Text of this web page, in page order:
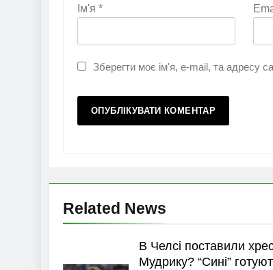
Ім'я *
Зберегти моє ім'я, e-mail, та адресу
Related News
В Челсі поставили
Мудрику? “Сині”